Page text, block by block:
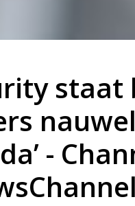
staat
-